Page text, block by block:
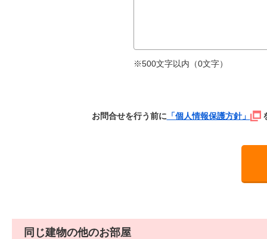
※500文字以内（0文字）
お問合せを行う前に「個人情報保護方針」
同じ建物の他のお部屋